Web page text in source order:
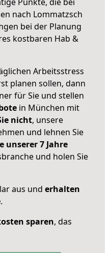
nach Lommatzsch
bei der Planung
kostbaren Hab &
Arbeitsstress
planen sollen, dann
für Sie und stellen
in München mit
nicht, unsere
und lehnen Sie
unserer 7 Jahre
und holen Sie
aus und erhalten
.
sparen, das